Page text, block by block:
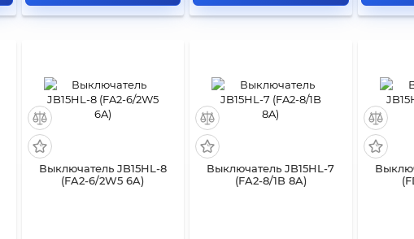
Выключатель JB15HL-8
(FA2-6/2W5 6A)
Выключатель JB15HL-7
(FA2-8/1B 8A)